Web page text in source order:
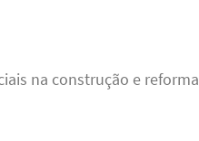
na construção e reforma